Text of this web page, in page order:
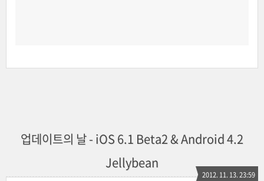
업데이트의 날 - iOS 6.1 Beta2 & Android 4.2
Jellybean
2012. 11. 13. 23:59